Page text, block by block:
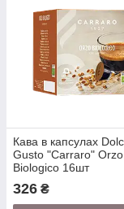
Кава в капсулах
Gusto "Carraro" Orzo
Biologico 16шт
326 ₴